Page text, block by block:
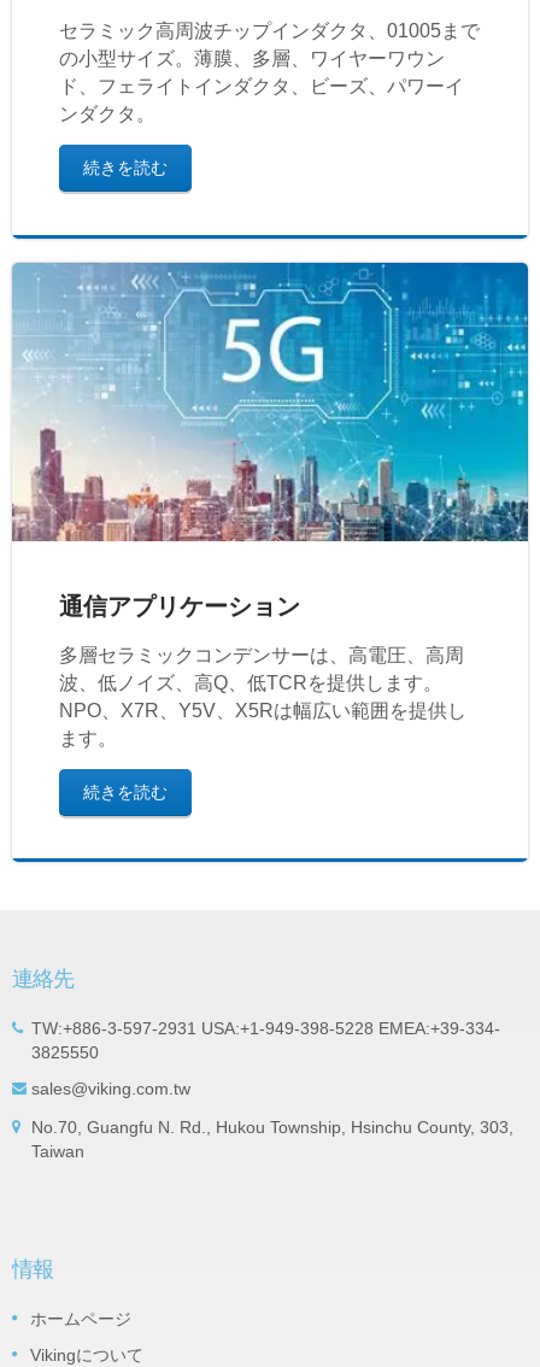
セラミック高周波チップインダクタ、01005まで
の小型サイズ。薄膜、多層、ワイヤーワウン
ド、フェライトインダクタ、ビーズ、パワーイ
ンダクタ。
続きを読む
通信アプリケーション
多層セラミックコンデンサーは、高電圧、高周
波、低ノイズ、高Q、低TCRを提供します。
NPO、X7R、Y5V、X5Rは幅広い範囲を提供し
ます。
続きを読む
連絡先
TW:+886-3-597-2931 USA:+1-949-398-5228 EMEA:+39-334-
3825550
sales@viking.com.tw
No.70, Guangfu N. Rd., Hukou Township, Hsinchu County, 303,
Taiwan
情報
ホームページ
Vikingについて